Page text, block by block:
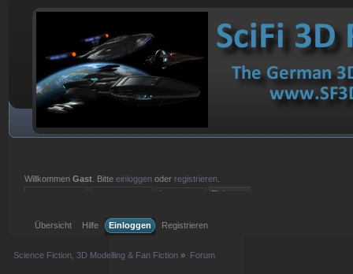
WillkommenGast . Bitteeinloggen oder registrieren
Übersicht
Hilfe Einloggen Registrieren
Science Fiction, 3D Modelling & Fan Fiction » Forum